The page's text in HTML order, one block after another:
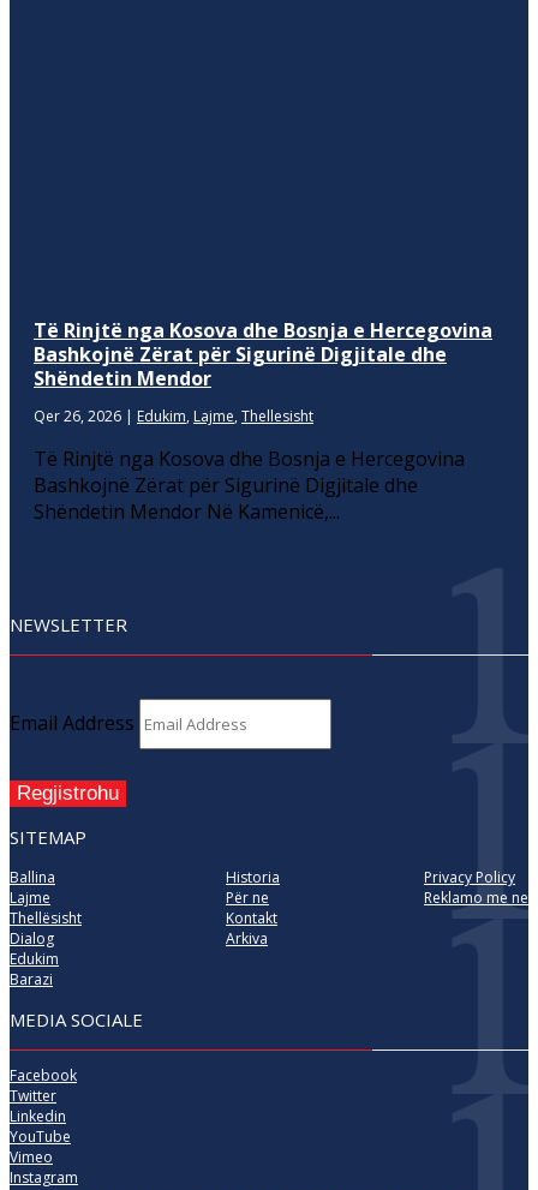
Të Rinjtë nga Kosova dhe Bosnja e Hercegovina
Bashkojnë Zërat për Sigurinë Digjitale dhe
Shëndetin Mendor
Qer 26, 2026 | Edukim, Lajme, Thellesisht
Të Rinjtë nga Kosova dhe Bosnja e Hercegovina
Bashkojnë Zërat për Sigurinë Digjitale dhe
Shëndetin Mendor Në Kamenicë,...
NEWSLETTER
Email Address
Regjistrohu
SITEMAP
Ballina
Lajme
Thellësisht
Dialog
Edukim
Barazi
Historia
Për ne
Kontakt
Arkiva
Privacy Policy
Reklamo me ne
MEDIA SOCIALE
Facebook
Twitter
Linkedin
YouTube
Vimeo
Instagram